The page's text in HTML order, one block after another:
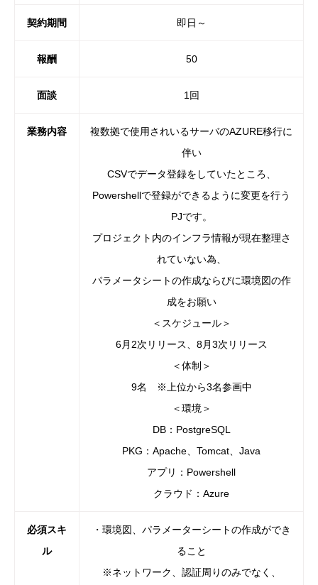
契約期間 即日～
報酬 50
面談 1回
業務内容
複数拠で使用されいるサーバのAZURE移行に
伴い
CSVでデータ登録をしていたところ、
Powershellで登録ができるように変更を行う
PJです。
プロジェクト内のインフラ情報が現在整理さ
れていない為、
パラメータシートの作成ならびに環境図の作
成をお願い
＜スケジュール＞
6月2次リリース、8月3次リリース
＜体制＞
9名 ※上位から3名参画中
＜環境＞
DB：PostgreSQL
PKG：Apache、Tomcat、Java
アプリ：Powershell
クラウド：Azure
必須スキ
ル
・環境図、パラメーターシートの作成ができ
ること
※ネットワーク、認証周りのみでなく、